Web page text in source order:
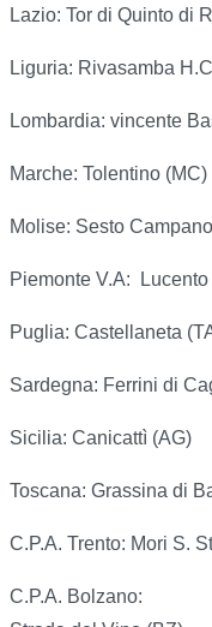
Lazio: Tor di Quinto di
Liguria: Rivasamba
Lombardia: vincente
Marche: Tolentino (MC)
Molise: Sesto
Piemonte V.A: Lucento
Puglia: Castellaneta
Sardegna: Ferrini di
Sicilia: Canicattì (AG)
Toscana: Grassina di
C.P.A. Trento: Mori S.
C.P.A. Bolzano: